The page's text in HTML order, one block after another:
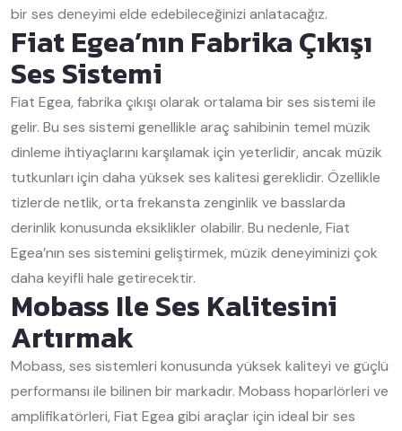
bir ses deneyimi elde edebileceğinizi anlatacağız.
Fiat Egea’nın Fabrika Çıkışı
Ses Sistemi
Fiat Egea, fabrika çıkışı olarak ortalama bir ses sistemi ile
gelir. Bu ses sistemi genellikle araç sahibinin temel müzik
dinleme ihtiyaçlarını karşılamak için yeterlidir, ancak müzik
tutkunları için daha yüksek ses kalitesi gereklidir. Özellikle
tizlerde netlik, orta frekansta zenginlik ve basslarda
derinlik konusunda eksiklikler olabilir. Bu nedenle, Fiat
Egea’nın ses sistemini geliştirmek, müzik deneyiminizi çok
daha keyifli hale getirecektir.
Mobass Ile Ses Kalitesini
Artırmak
Mobass, ses sistemleri konusunda yüksek kaliteyi ve güçlü
performansı ile bilinen bir markadır. Mobass hoparlörleri ve
amplifikatörleri, Fiat Egea gibi araçlar için ideal bir ses